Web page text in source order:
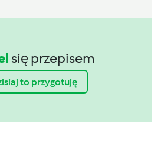
się przepisem
to przygotuję